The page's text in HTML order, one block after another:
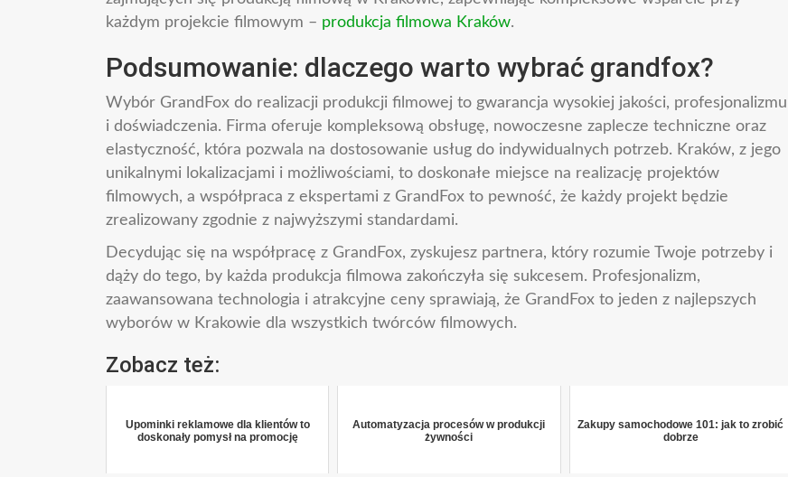
każdym projekcie filmowym – produkcja filmowa Kraków.
Podsumowanie: dlaczego warto wybrać grandfox?
Wybór GrandFox do realizacji produkcji filmowej to gwarancja wysokiej jakości, profesjonalizmu
i doświadczenia. Firma oferuje kompleksową obsługę, nowoczesne zaplecze techniczne oraz
elastyczność, która pozwala na dostosowanie usług do indywidualnych potrzeb. Kraków, z jego
unikalnymi lokalizacjami i możliwościami, to doskonałe miejsce na realizację projektów
filmowych, a współpraca z ekspertami z GrandFox to pewność, że każdy projekt będzie
zrealizowany zgodnie z najwyższymi standardami.
Decydując się na współpracę z GrandFox, zyskujesz partnera, który rozumie Twoje potrzeby i
dąży do tego, by każda produkcja filmowa zakończyła się sukcesem. Profesjonalizm,
zaawansowana technologia i atrakcyjne ceny sprawiają, że GrandFox to jeden z najlepszych
wyborów w Krakowie dla wszystkich twórców filmowych.
Zobacz też:
Upominki reklamowe dla klientów to
doskonały pomysł na promocję
Automatyzacja procesów w produkcji
żywności
Zakupy samochodowe 101: jak to zrobić
dobrze